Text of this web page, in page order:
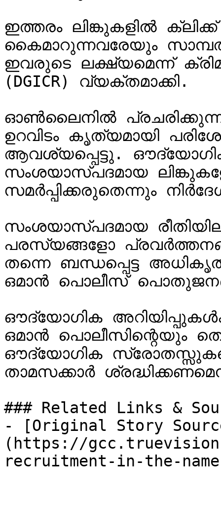
ഇത്തരം ലിങ്കുകളിൽ
കൈമാറുന്നവരേയും
ഇവരുടെ ലക്ഷ്യമെന്ന്
(DGICR) വ്യക്തമാക്കി.
ഓൺലൈനിൽ
ഉറവിടം കൃത്യമായി
ആവശ്യപ്പെട്ടു.
സംശയാസ്പദമായ
സമർപ്പിക്കരുതെന്നും
സംശയാസ്പദമായ
പരസ്യങ്ങളോ
തന്നെ ബന്ധപ്പെട്ട
ഒമാൻ പൊലീസ്
ഔദ്യോഗിക
ഒമാൻ പൊലീസിന്റെയും
ഔദ്യോഗിക
താമസക്കാർ
### Related Links &
- [Original Story
(https://
recruitment-in-the-